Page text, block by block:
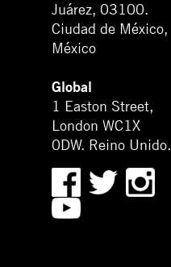
Juárez, 03100.
Ciudad de México,
México
Global
1 Easton Street,
London WC1X
0DW. Reino Unido.